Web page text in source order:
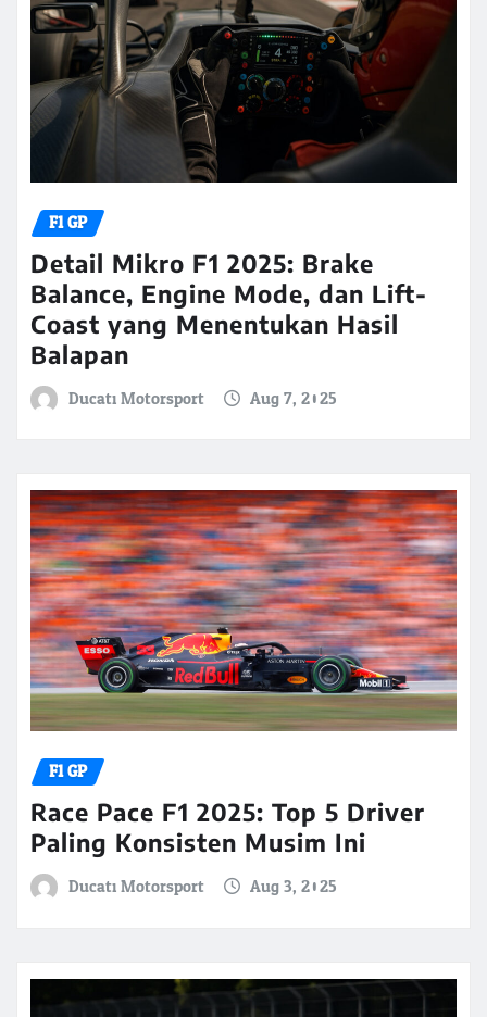
F1 GP
Detail Mikro F1 2025: Brake
Balance, Engine Mode, dan Lift-
Coast yang Menentukan Hasil
Balapan
Ducati Motorsport Aug 7, 2025
F1 GP
Race Pace F1 2025: Top 5 Driver
Paling Konsisten Musim Ini
Ducati Motorsport Aug 3, 2025